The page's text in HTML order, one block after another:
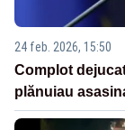
24 feb. 2026, 15:50
Complot
plănuiau